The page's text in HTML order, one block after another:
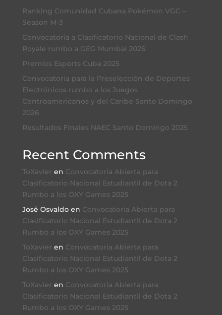
Ranking Comunidad Cubana Pokémon VGC –
Season M-3
Convocatoria a Clasificatorio Nacional de Clash
Royale rumbo a GEG Mumbai 2025
Premios Esports Cuba 2025
Convocatoria para la Preselección de Deportes
Electrónicos rumbo a los Juegos
Centroamericanos y del Caribe Santo Domingo
2026
Resultados Finales NAEC Santo Domingo 2025
Recent Comments
ToXavier en Convocatoria Abierta para
Clasificatorio Nacional Estudiantil de Dota 2
Rumbo a los OXY Games 2025
José Osvaldoen Convocatoria Abierta para
Clasificatorio Nacional Estudiantil de Dota 2
Rumbo a los OXY Games 2025
ToXavier en Convocatoria Abierta para
Clasificatorio Nacional Estudiantil de Dota 2
Rumbo a los OXY Games 2025
ToXavier en Convocatoria Abierta para
Clasificatorio Nacional Estudiantil de Dota 2
Rumbo a los OXY Games 2025